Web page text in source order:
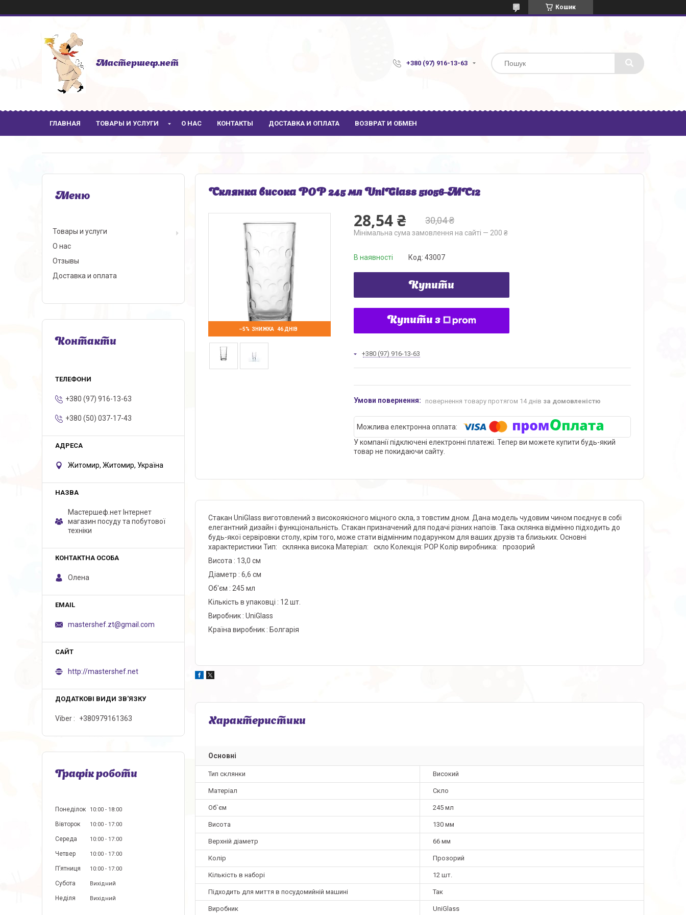
Кошик
Мастершеф.нет +380 (97) 916-13-63
ГЛАВНАЯ ТОВАРЫ И УСЛУГИ О НАС КОНТАКТЫ ДОСТАВКА И ОПЛАТА ВОЗВРАТ И ОБМЕН
Склянка висока POP 245 мл UniGlass 51056-MC12
–5% 46 ДНІВ
30,04 ₴
28,54 ₴
Мінімальна сума замовлення на сайті — 200 ₴
В наявності Код: 43007
Купити
Купити з
+380 (97) 916-13-63
повернення товару протягом 14 днів за домовленістю
У компанії підключені електронні платежі. Тепер ви можете купити будь-який
товар не покидаючи сайту.
Стакан UniGlass виготовлений з високоякісного міцного скла, з товстим дном. Дана модель чудовим чином поєднує в собі
елегантний дизайн і функціональність. Стакан призначений для подачі різних напоїв. Така склянка відмінно підходить до
будь-якої сервіровки столу, крім того, може стати відмінним подарунком для ваших друзів та близьких. Основні
характеристики Тип: склянка висока Матеріал: скло Колекція: POP Колір виробника: прозорий
Висота : 13,0 см
Діаметр : 6,6 см
Об'єм : 245 мл
Кількість в упаковці : 12 шт.
Виробник : UniGlass
Країна виробник : Болгарія
Характеристики
Основні
Тип склянки Високий
Матеріал Скло
Об`єм 245 мл
Висота 130 мм
Верхній діаметр 66 мм
Колір Прозорий
Кількість в наборі 12 шт.
Підходить для миття в посудомийній машині Так
Виробник UniGlass
Товары и услуги
О нас
Отзывы
Доставка и оплата
Контакти
+380 (97) 916-13-63
+380 (50) 037-17-43
Житомир, Житомир, Україна
Мастершеф.нет Iнтернет
магазин посуду та побутової
техніки
Олена
mastershef.zt@gmail.com
http://mastershef.net
Viber +380979161363
Графік роботи
Понеділок 10:00 18:00
Вівторок 10:00 17:00
Середа 10:00 17:00
Четвер 10:00 17:00
Пʼятниця 10:00 17:00
Субота Вихідний
Неділя Вихідний